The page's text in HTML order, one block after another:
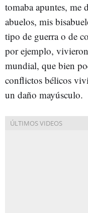
tomaba apuntes, me
abuelos, mis
tipo de guerra o de
por ejemplo,
mundial, que bien
conflictos bélicos
un daño mayúsculo.